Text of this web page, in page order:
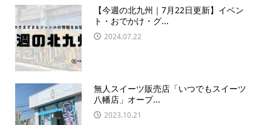
【今週の北九州｜7月22日更新】イベン
ト・おでかけ・グ...
2024.07.22
無人スイーツ販売店「いつでもスイーツ
八幡店」オープ...
2023.10.21